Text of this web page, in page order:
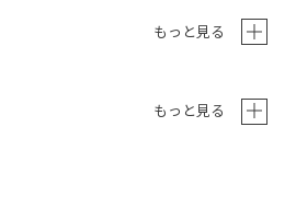
もっと見る
もっと見る